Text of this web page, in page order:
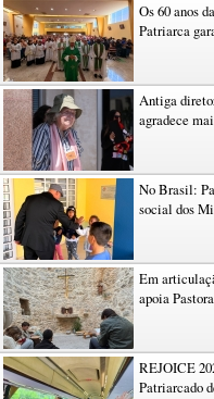
Os 60 anos
Patriarca
Antiga
agradece
No Brasil:
social dos
Em
apoia
REJOICE
Patriarcado